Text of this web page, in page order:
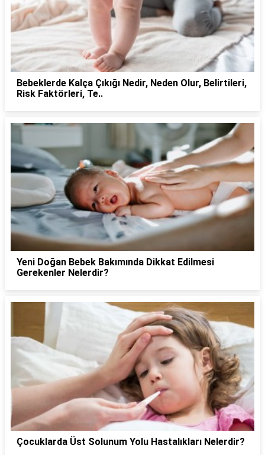
Bebeklerde Kalça Çıkığı Nedir, Neden Olur, Belirtileri,
Risk Faktörleri, Te..
Yeni Doğan Bebek Bakımında Dikkat Edilmesi
Gerekenler Nelerdir?
Çocuklarda Üst Solunum Yolu Hastalıkları Nelerdir?